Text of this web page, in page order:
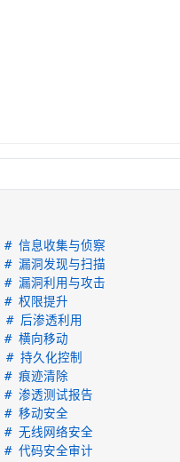
# 信息收集与侦察
# 漏洞发现与扫描
# 漏洞利用与攻击
# 权限提升
# 后渗透利用
# 横向移动
# 持久化控制
# 痕迹清除
# 渗透测试报告
# 移动安全
# 无线网络安全
# 代码安全审计